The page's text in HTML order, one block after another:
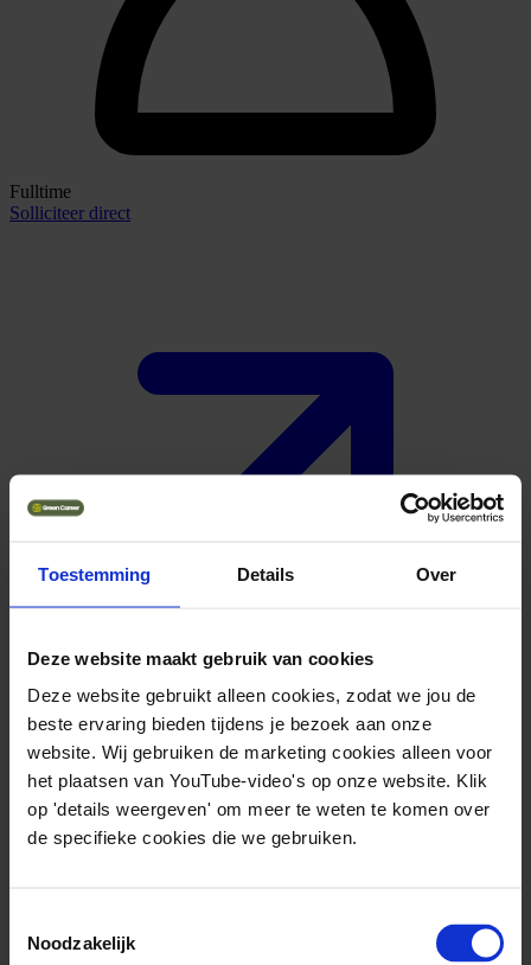
Toestemming Details Over
Deze website maakt gebruik van cookies
Deze website gebruikt alleen cookies, zodat we jou de
beste ervaring bieden tijdens je bezoek aan onze
website. Wij gebruiken de marketing cookies alleen voor
het plaatsen van YouTube-video's op onze website. Klik
op 'details weergeven' om meer te weten te komen over
de specifieke cookies die we gebruiken.
Noodzakelijk
Fulltime
Solliciteer direct
Geuniformeerd